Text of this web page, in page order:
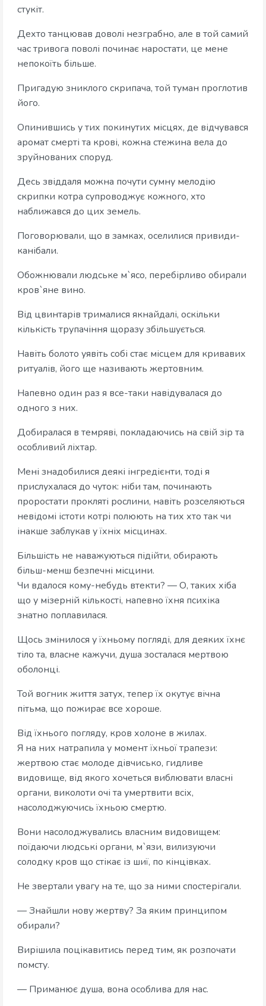
стукіт.
Дехто танцював доволі незграбно, але в той самий
час тривога поволі починає наростати, це мене
непокоїть більше.
Пригадую зниклого скрипача, той туман проглотив
його.
Опинившись у тих покинутих місцях, де відчувався
аромат смерті та крові, кожна стежина вела до
зруйнованих споруд.
Десь звіддаля можна почути сумну мелодію
скрипки котра супроводжує кожного, хто
наближався до цих земель.
Поговорювали, що в замках, оселилися привиди-
канібали.
Обожнювали людське м`ясо, перебірливо обирали
кров`яне вино.
Від цвинтарів трималися якнайдалі, оскільки
кількість трупачіння щоразу збільшується.
Навіть болото уявіть собі стає місцем для кривавих
ритуалів, його ще називають жертовним.
Напевно один раз я все-таки навідувалася до
одного з них.
Добиралася в темряві, покладаючись на свій зір та
особливий ліхтар.
Мені знадобилися деякі інгредієнти, тоді я
прислухалася до чуток: ніби там, починають
проростати прокляті рослини, навіть розселяються
невідомі істоти котрі полюють на тих хто так чи
інакше заблукав у їхніх місцинах.
Більшість не наважуються підійти, обирають
більш-менш безпечні місцини.
Чи вдалося кому-небудь втекти? — О, таких хіба
що у мізерній кількості, напевно їхня психіка
знатно поплавилася.
Щось змінилося у їхньому погляді, для деяких їхнє
тіло та, власне кажучи, душа зосталася мертвою
оболонці.
Той вогник життя затух, тепер їх окутує вічна
пітьма, що пожирає все хороше.
Від їхнього погляду, кров холоне в жилах.
Я на них натрапила у момент їхньої трапези:
жертвою стає молоде дівчисько, гидливе
видовище, від якого хочеться виблювати власні
органи, виколоти очі та умертвити всіх,
насолоджуючись їхньою смертю.
Вони насолоджувались власним видовищем:
поїдаючи людські органи, м`язи, вилизуючи
солодку кров що стікає із шиї, по кінцівках.
Не звертали увагу на те, що за ними спостерігали.
— Знайшли нову жертву? За яким принципом
обирали?
Вирішила поцікавитись перед тим, як розпочати
помсту.
— Приманює душа, вона особлива для нас.